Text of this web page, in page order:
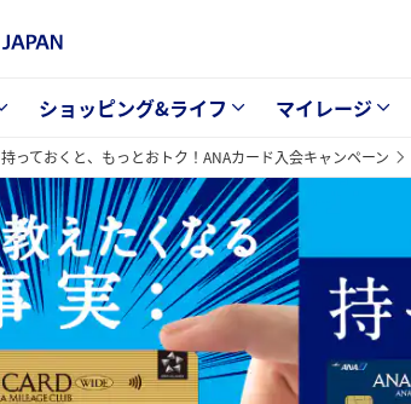
ショッピング&ライフ マイレージ
持っておくと、もっとおトク！ANAカード入会キャンペーン